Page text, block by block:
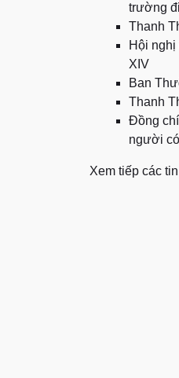
trường
Thanh
Hội
XIV
Ban
Thanh
Đồng
người
Xem tiếp các